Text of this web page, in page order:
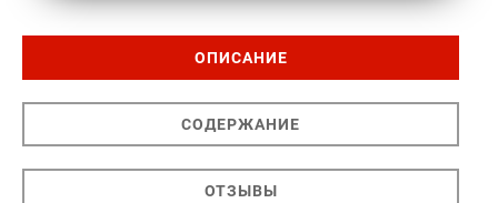
ОПИСАНИЕ
СОДЕРЖАНИЕ
ОТЗЫВЫ